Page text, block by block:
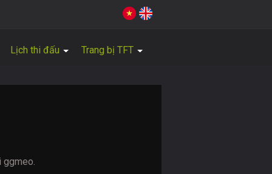
Lịch thi đấu Trang bị TFT
ggmeo.